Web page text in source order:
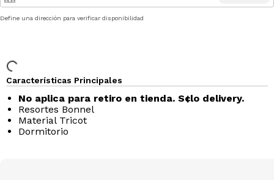
Define una dirección para verificar disponibilidad
Características Principales
No aplica para retiro en tienda. S¢lo delivery.
Resortes Bonnel
Material Tricot
Dormitorio